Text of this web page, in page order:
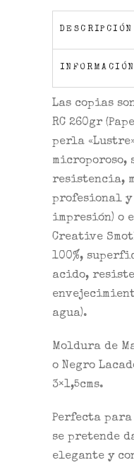
DESCRIPCIÓN
Las copias
RC 260gr
perla
microporoso,
resistencia,
profesional
impresión) o
Creative
100%,
acido,
agua).
Moldura de
o Negro
3×1,5cms.
Perfecta para
se pretende
elegante y